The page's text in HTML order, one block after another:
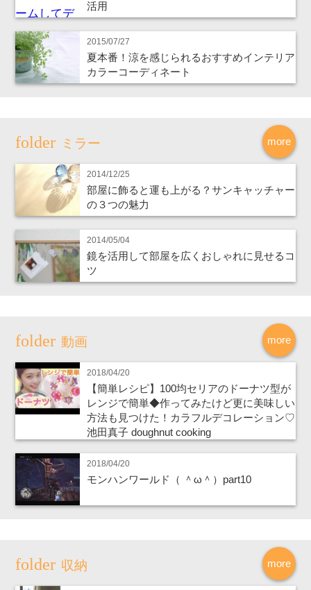
活用
2015/07/27
夏本番！涼を感じられるおすすめインテリア
カラーコーディネート
more
ミラー
2014/12/25
部屋に飾ると運も上がる？サンキャッチャー
の３つの魅力
2014/05/04
鏡を活用して部屋を広くおしゃれに見せるコ
ツ
more
動画
2018/04/20
【簡単レシピ】100均セリアのドーナツ型が
レンジで簡単◆作ってみたけど更に美味しい
方法も見つけた！カラフルデコレーション♡
池田真子 doughnut cooking
2018/04/20
モンハンワールド（ ＾ω＾）part10
more
収納